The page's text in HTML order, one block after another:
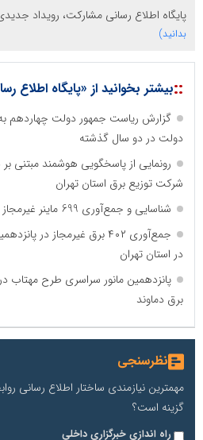
پایگاه اطلاع رسانی مشارکت، رویداد
بدانید)
::بیشتر بخوانید از «پایگاه اطلاع
گزارش ریاست جمهور دولت چهاردهم
دولت در دو سال گذشته
شرکت توزیع برق استان تهران
شناسایی و جمع‌آوری 699 ماینر غیرمجاز در استان تهران
جمع‌آوری ۴۰۲ برق غیرمجاز
در استان تهران
پانزدهمین مانور سراسری طرح مهتاب
برق دماوند
نظرسنجی
مهمترین نیازمندی ساختار اطلاع رسانی
گزینه است؟
راه اندازی خبرگزاری داخلی